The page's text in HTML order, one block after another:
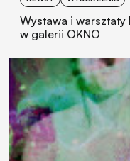
Wystawa i warsztaty
w galerii OKNO